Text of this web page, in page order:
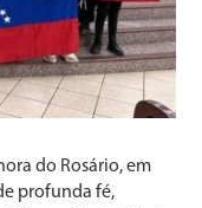
do Rosário, em
profunda fé,